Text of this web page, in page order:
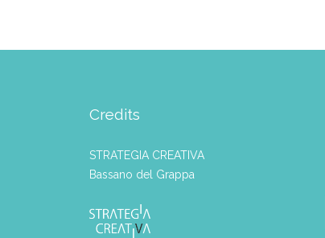
Credits
STRATEGIA CREATIVA
Bassano del Grappa